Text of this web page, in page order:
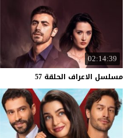
02:14:39
مسلسل الاعراف الحلقة 57